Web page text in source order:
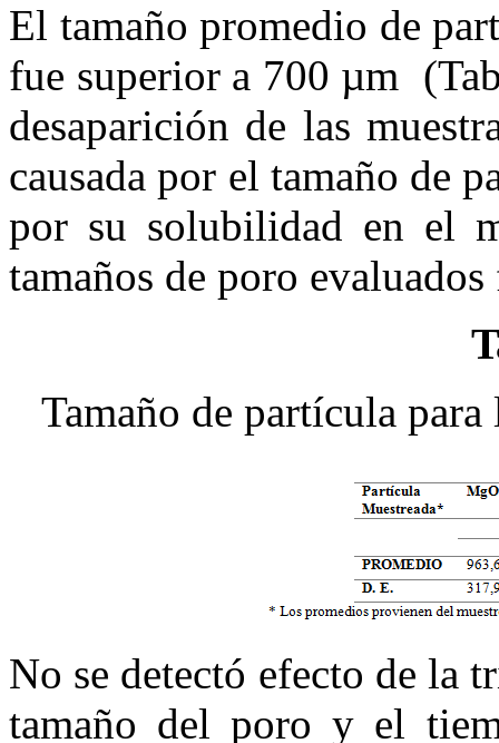
El tamaño promedio de
fue superior a 700 µm
desaparición de las
causada por el tamaño de
por su solubilidad en el
tamaños de poro
Tamaño de partícula
No se detectó efecto de la
tamaño del poro y el